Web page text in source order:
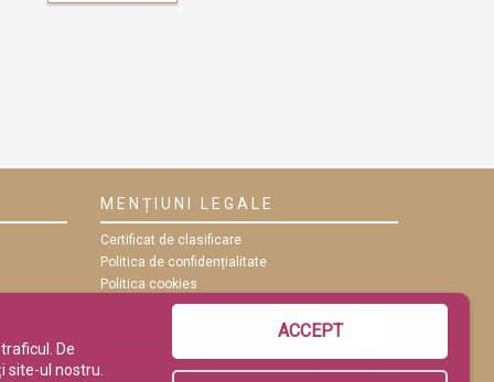
MENȚIUNI LEGALE
Certificat de clasificare
Politica de confidențialitate
Politica cookies
De
site-ul nostru.
ACCEPT